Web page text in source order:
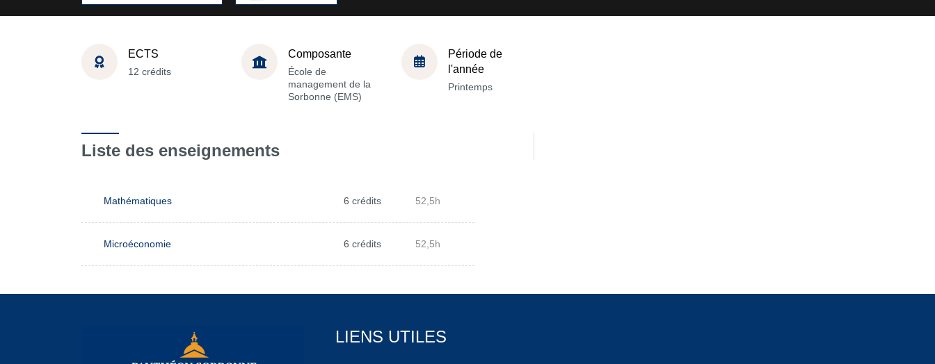
ECTS
12 crédits
Composante
École de
management de la
Sorbonne (EMS)
Période de
l'année
Printemps
Liste des enseignements
Mathématiques 6 crédits 52,5h
Microéconomie 6 crédits 52,5h
LIENS UTILES